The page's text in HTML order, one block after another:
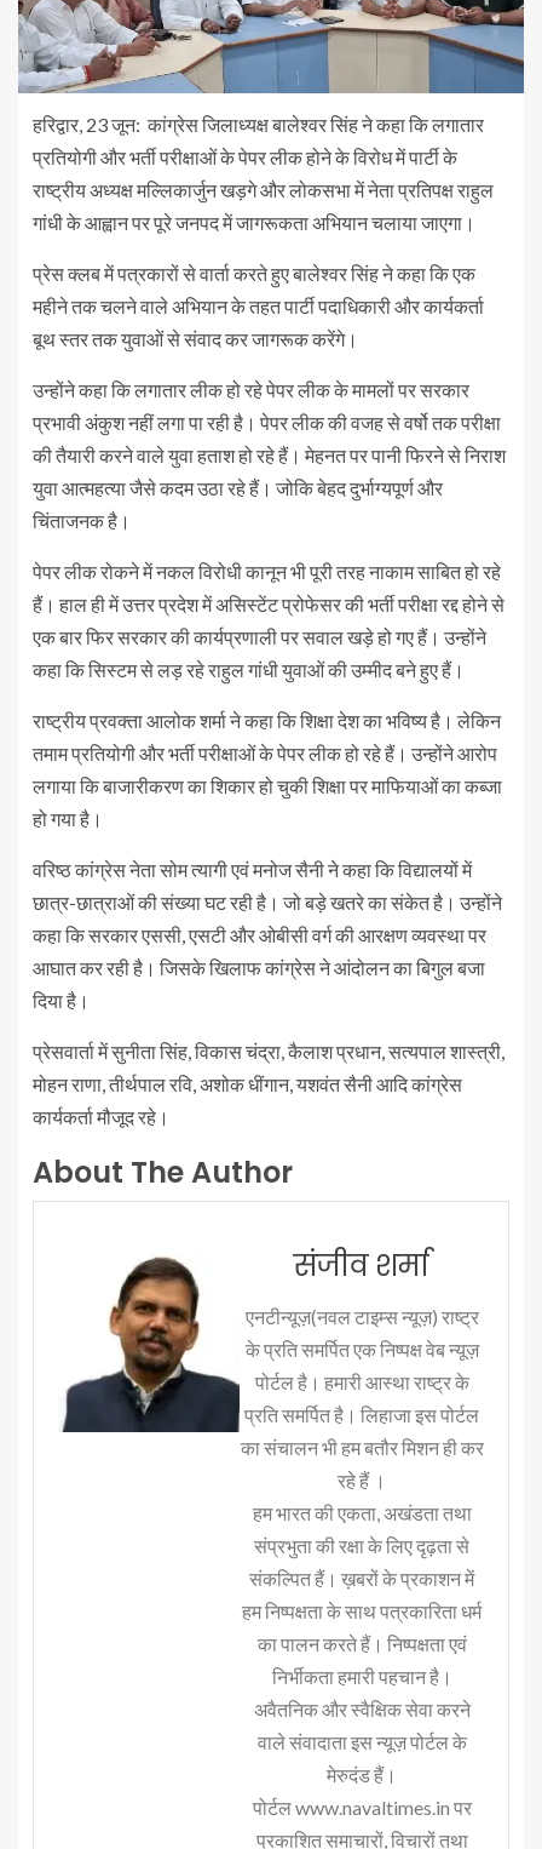
हरिद्वार, 23 जून: कांग्रेस जिलाध्यक्ष बालेश्वर सिंह ने कहा कि लगातार
प्रतियोगी और भर्ती परीक्षाओं के पेपर लीक होने के विरोध में पार्टी के
राष्ट्रीय अध्यक्ष मल्लिकार्जुन खड़गे और लोकसभा में नेता प्रतिपक्ष राहुल
गांधी के आह्वान पर पूरे जनपद में जागरूकता अभियान चलाया जाएगा।
प्रेस क्लब में पत्रकारों से वार्ता करते हुए बालेश्वर सिंह ने कहा कि एक
महीने तक चलने वाले अभियान के तहत पार्टी पदाधिकारी और कार्यकर्ता
बूथ स्तर तक युवाओं से संवाद कर जागरूक करेंगे।
उन्होंने कहा कि लगातार लीक हो रहे पेपर लीक के मामलों पर सरकार
प्रभावी अंकुश नहीं लगा पा रही है। पेपर लीक की वजह से वर्षो तक परीक्षा
की तैयारी करने वाले युवा हताश हो रहे हैं। मेहनत पर पानी फिरने से निराश
युवा आत्महत्या जैसे कदम उठा रहे हैं। जोकि बेहद दुर्भाग्यपूर्ण और
चिंताजनक है।
पेपर लीक रोकने में नकल विरोधी कानून भी पूरी तरह नाकाम साबित हो रहे
हैं। हाल ही में उत्तर प्रदेश में असिस्टेंट प्रोफेसर की भर्ती परीक्षा रद्द होने से
एक बार फिर सरकार की कार्यप्रणाली पर सवाल खड़े हो गए हैं। उन्होंने
कहा कि सिस्टम से लड़ रहे राहुल गांधी युवाओं की उम्मीद बने हुए हैं।
राष्ट्रीय प्रवक्ता आलोक शर्मा ने कहा कि शिक्षा देश का भविष्य है। लेकिन
तमाम प्रतियोगी और भर्ती परीक्षाओं के पेपर लीक हो रहे हैं। उन्होंने आरोप
लगाया कि बाजारीकरण का शिकार हो चुकी शिक्षा पर माफियाओं का कब्जा
हो गया है।
वरिष्ठ कांग्रेस नेता सोम त्यागी एवं मनोज सैनी ने कहा कि विद्यालयों में
छात्र-छात्राओं की संख्या घट रही है। जो बड़े खतरे का संकेत है। उन्होंने
कहा कि सरकार एससी, एसटी और ओबीसी वर्ग की आरक्षण व्यवस्था पर
आघात कर रही है। जिसके खिलाफ कांग्रेस ने आंदोलन का बिगुल बजा
दिया है।
प्रेसवार्ता में सुनीता सिंह, विकास चंद्रा, कैलाश प्रधान, सत्यपाल शास्त्री,
मोहन राणा, तीर्थपाल रवि, अशोक धींगान, यशवंत सैनी आदि कांग्रेस
कार्यकर्ता मौजूद रहे।
About The Author
संजीव शर्मा
एनटीन्यूज़(नवल टाइम्स न्यूज़) राष्ट्र
के प्रति समर्पित एक निष्पक्ष वेब न्यूज़
पोर्टल है। हमारी आस्था राष्ट्र के
प्रति समर्पित है। लिहाजा इस पोर्टल
का संचालन भी हम बतौर मिशन ही कर
रहे हैं ।
हम भारत की एकता, अखंडता तथा
संप्रभुता की रक्षा के लिए दृढ़ता से
संकल्पित हैं। ख़बरों के प्रकाशन में
हम निष्पक्षता के साथ पत्रकारिता धर्म
का पालन करते हैं। निष्पक्षता एवं
निर्भीकता हमारी पहचान है।
अवैतनिक और स्वैक्षिक सेवा करने
वाले संवादाता इस न्यूज़ पोर्टल के
मेरुदंड हैं।
पोर्टल www.navaltimes.in पर
प्रकाशित समाचारों, विचारों तथा